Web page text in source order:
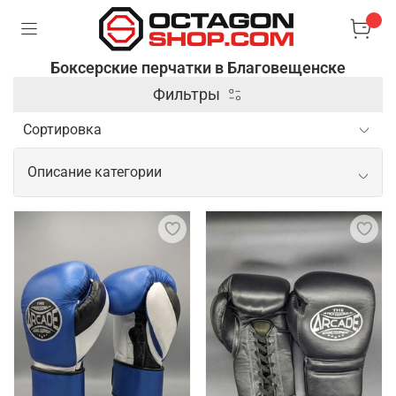
Боксерские перчатки в Благовещенске
Фильтры
Описание категории
Боксерские перчатки в качественном
Боксерские перчатки – специальные аксессуары,
которые используются в боксе и других
единоборствах для защиты рук и увеличения силы
ударов. Они имеют жесткую внешнюю оболочку и
мягкую подкладку, чтобы обеспечить комфорт и
защитить костяшки пальцев и суставы от